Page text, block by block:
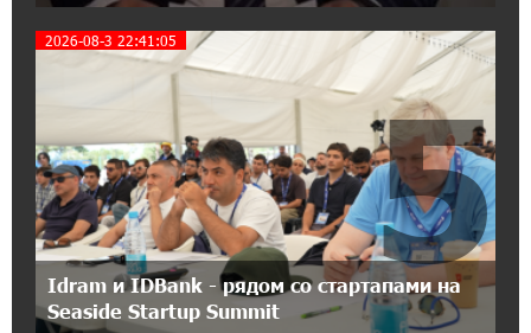
12:56:04 11-07-2026
Станьте акционером Юнибанка и
воспользуйтесь выгодным инвестиционным
21:45:09 9-07-2026
IDBank предупреждает о мошеннических
звонках от имени пенсионных фондов
15:50:50 9-07-2026
Небольшой французский уголок в Раздане
2026-08-3 22:41:05
Idram и IDBank - рядом со стартапами на
Seaside Startup Summit
5